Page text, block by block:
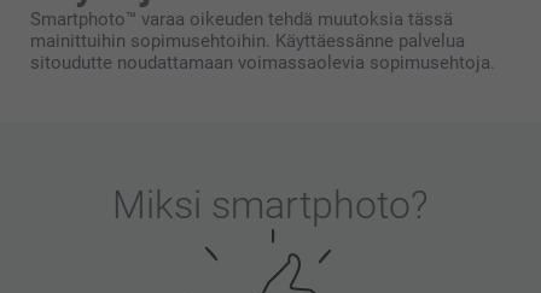
Smartphoto™ varaa oikeuden tehdä muutoksia tässä
mainittuihin sopimusehtoihin. Käyttäessänne palvelua
sitoudutte noudattamaan voimassaolevia sopimusehtoja.
Miksi smartphoto?